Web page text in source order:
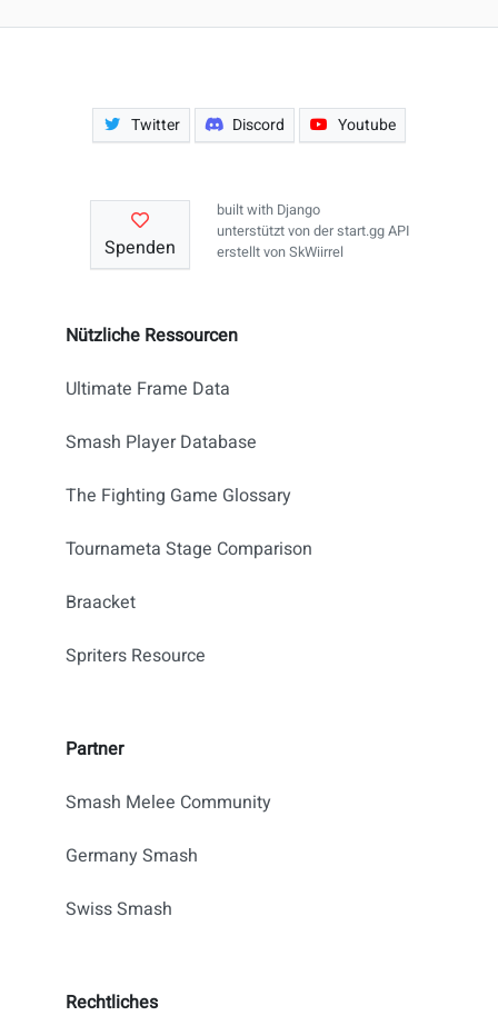
Twitter Discord Youtube
Nützliche Ressourcen
Ultimate Frame Data
Smash Player Database
The Fighting Game Glossary
Tournameta Stage Comparison
Braacket
Spriters Resource
Partner
Smash Melee Community
Germany Smash
Swiss Smash
Rechtliches
Spenden
built with Django
unterstützt von derstart.gg API
erstellt vonSkWiirrel